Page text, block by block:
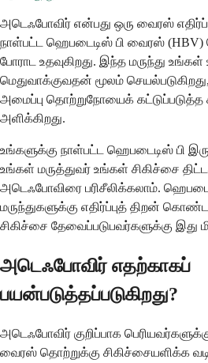
அடெஃபோவிர் என்பது ஒரு வைரஸ்
நாள்பட்ட ஹெபடைடிஸ் பி வைரஸ் (HBV)
போராட உதவுகிறது. இந்த மருந்து
மெதுவாக்குவதன் மூலம்
அமைப்பு தொற்றுநோயைக் கட்டுப்படுத்த
அளிக்கிறது.
உங்களுக்கு நாள்பட்ட ஹெபடைடிஸ் பி
உங்கள் மருத்துவர் உங்கள் சிகிச்சை
அடெஃபோவிரை பரிசீலிக்கலாம்.
மருந்துகளுக்கு எதிர்ப்புத் திறன்
சிகிச்சை தேவைப்படுபவர்களுக்கு இது
அடெஃபோவிர் எதற்காகப்
பயன்படுத்தப்படுகிறது?
அடெஃபோவிர் குறிப்பாக
வைரஸ் தொற்றுக்கு சிகிச்சையளிக்க